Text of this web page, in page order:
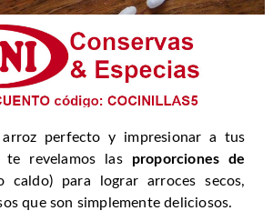
arroz perfecto y impresionar a tus
te revelamos las proporciones de
caldo) para lograr arroces secos,
que son simplemente deliciosos.